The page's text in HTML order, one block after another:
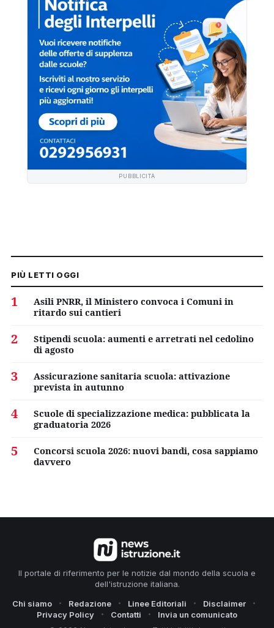
PUBBLICITÀ
PIÙ LETTI OGGI
1
Asili PNRR, il Ministero convoca i Comuni in
ritardo sui cantieri
2
Stipendi scuola: aumenti e arretrati nel cedolino
di agosto
3
Assicurazione sanitaria scuola: attivazione
prevista in autunno
4
Scuole di specializzazione medica: pubblicata la
graduatoria 2026
5
Concorsi scuola 2026: nuovi bandi, cosa sappiamo
davvero
Il portale di riferimento per le notizie dal mondo della scuola e
dell'istruzione italiana.
Chi siamo
Redazione Linee Editoriali
Disclaimer
Privacy Policy
Contatti Invia un comunicato